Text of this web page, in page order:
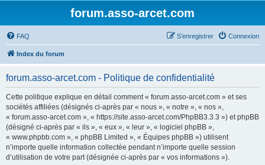
forum.asso-arcet.com
FAQ Connexion
S’enregistrer
Index du forum
forum.asso-arcet.com - Politique de confidentialité
Cette politique explique en détail comment « forum.asso-arcet.com » et ses
sociétés affiliées (désignés ci-après par « nous », « notre », « nos »,
« forum.asso-arcet.com », « https://site.asso-arcet.com/PhpBB3.3.3 ») et phpBB
(désigné ci-après par « ils », « eux », « leur », « logiciel phpBB »,
« www.phpbb.com », « phpBB Limited », « Équipes phpBB ») utilisent
n’importe quelle information collectée pendant n’importe quelle session
d’utilisation de votre part (désignée ci-après par « vos informations »).